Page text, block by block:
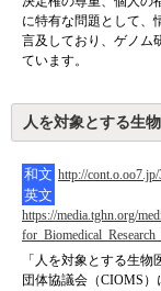
に特有な問題として、
言及しており、ゲノム
ています。
人を対象とする生
和文 http://
英文
https://media.tghn.org/
「人を対象とする生
団体協議会（CIOMS